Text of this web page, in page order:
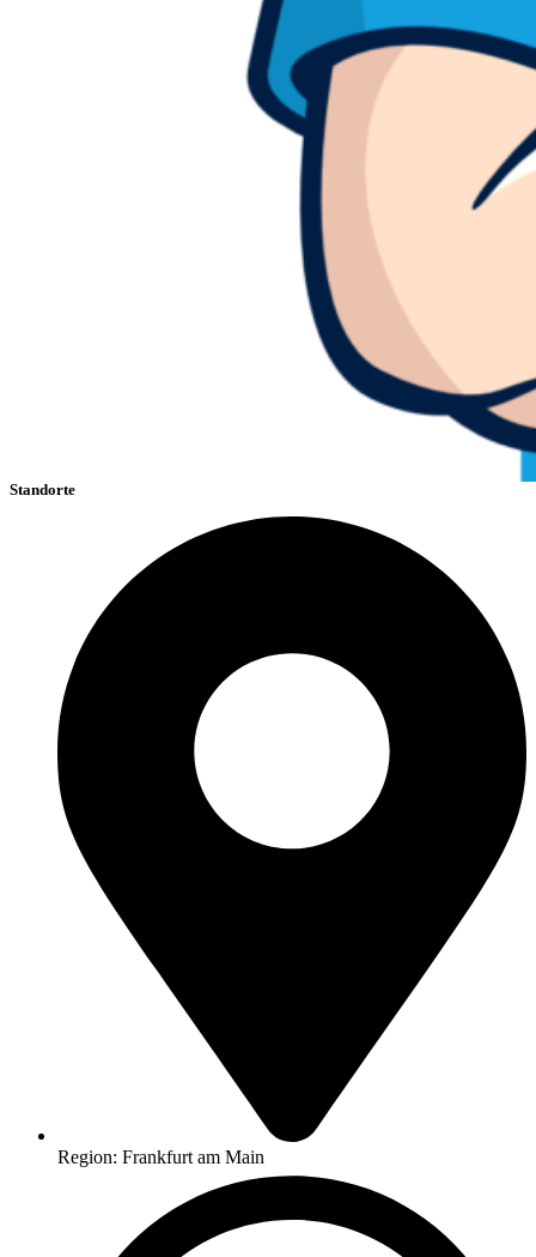
Standorte
Region: Frankfurt am Main